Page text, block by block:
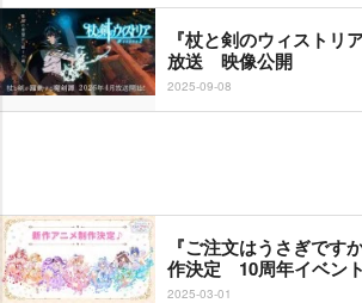
『杖と剣のウィストリ
放送 映像公開
2025-09-08
『ご注文はうさぎです
作決定 10周年イベン
2025-03-01